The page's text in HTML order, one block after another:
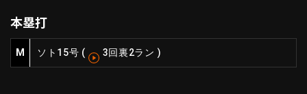
本塁打
M ソト 15号 ( 3回裏2ラン )